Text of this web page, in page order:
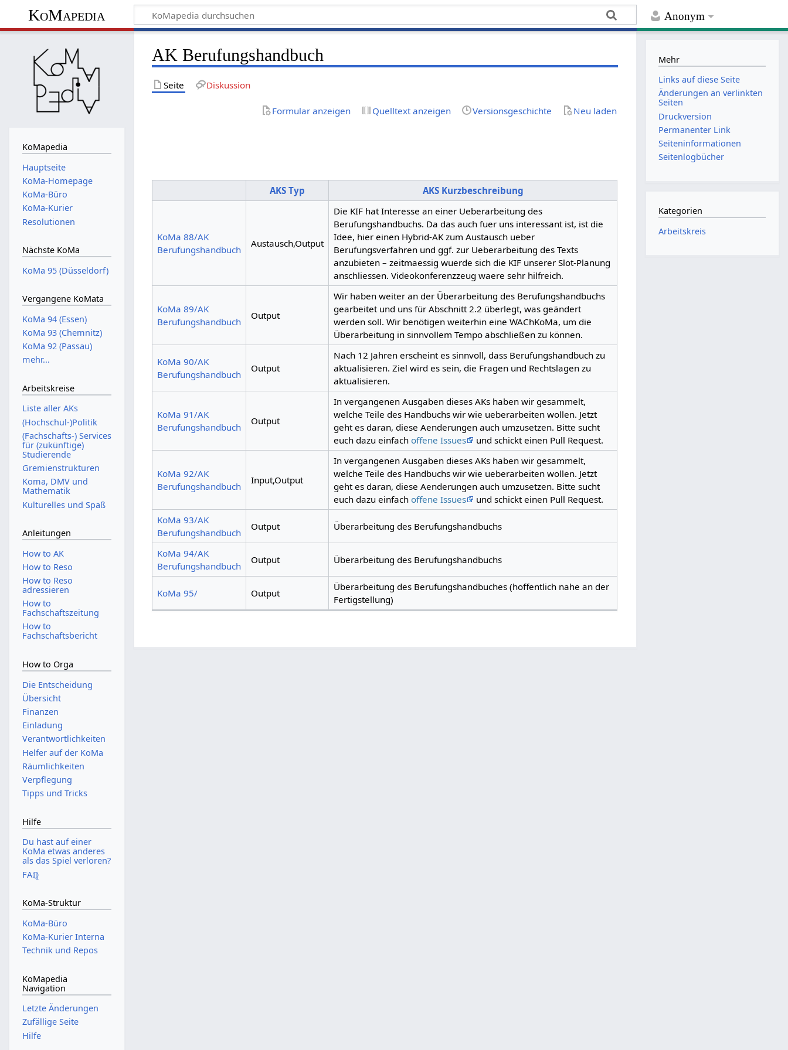
Anonym
KoMapedia
AK Berufungshandbuch
Seite Diskussion
Formular anzeigen Quelltext anzeigen Versionsgeschichte Neu laden
AKS Typ AKS Kurzbeschreibung
KoMa 88/AK
Berufungshandbuch
Austausch,Output
Die KIF hat Interesse an einer Ueberarbeitung des
Berufungshandbuchs. Da das auch fuer uns interessant ist, ist die
Idee, hier einen Hybrid-AK zum Austausch ueber
Berufungsverfahren und ggf. zur Ueberarbeitung des Texts
anzubieten – zeitmaessig wuerde sich die KIF unserer Slot-Planung
anschliessen. Videokonferenzzeug waere sehr hilfreich.
KoMa 89/AK
Berufungshandbuch
Output
Wir haben weiter an der Überarbeitung des Berufungshandbuchs
gearbeitet und uns für Abschnitt 2.2 überlegt, was geändert
werden soll. Wir benötigen weiterhin eine WAChKoMa, um die
Überarbeitung in sinnvollem Tempo abschließen zu können.
KoMa 90/AK
Berufungshandbuch
Output
Nach 12 Jahren erscheint es sinnvoll, dass Berufungshandbuch zu
aktualisieren. Ziel wird es sein, die Fragen und Rechtslagen zu
aktualisieren.
KoMa 91/AK
Berufungshandbuch
Output
In vergangenen Ausgaben dieses AKs haben wir gesammelt,
welche Teile des Handbuchs wir wie ueberarbeiten wollen. Jetzt
geht es daran, diese Aenderungen auch umzusetzen. Bitte sucht
euch dazu einfach offene Issues und schickt einen Pull Request.
KoMa 92/AK
Berufungshandbuch
Input,Output
In vergangenen Ausgaben dieses AKs haben wir gesammelt,
welche Teile des Handbuchs wir wie ueberarbeiten wollen. Jetzt
geht es daran, diese Aenderungen auch umzusetzen. Bitte sucht
euch dazu einfach offene Issues
und schickt einen Pull Request.
KoMa 93/AK
Berufungshandbuch
Output Überarbeitung des Berufungshandbuchs
KoMa 94/AK
Berufungshandbuch
Output Überarbeitung des Berufungshandbuchs
KoMa 95/ Output
Überarbeitung des Berufungshandbuches (hoffentlich nahe an der
Fertigstellung)
KoMapedia
Hauptseite
KoMa-Homepage
KoMa-Büro
KoMa-Kurier
Resolutionen
Nächste KoMa
KoMa 95 (Düsseldorf)
Vergangene KoMata
KoMa 94 (Essen)
KoMa 93 (Chemnitz)
KoMa 92 (Passau)
mehr...
Arbeitskreise
Liste aller AKs
(Hochschul-)Politik
(Fachschafts-) Services
für (zukünftige)
Studierende
Gremienstrukturen
Koma, DMV und
Mathematik
Kulturelles und Spaß
Anleitungen
How to AK
How to Reso
How to Reso
adressieren
How to
Fachschaftszeitung
How to
Fachschaftsbericht
How to Orga
Die Entscheidung
Übersicht
Finanzen
Einladung
Verantwortlichkeiten
Helfer auf der KoMa
Räumlichkeiten
Verpflegung
Tipps und Tricks
Hilfe
Du hast auf einer
KoMa etwas anderes
als das Spiel verloren?
FAℚ
KoMa-Struktur
KoMa-Büro
KoMa-Kurier Interna
Technik und Repos
KoMapedia
Navigation
Letzte Änderungen
Zufällige Seite
Hilfe
Mehr
Links auf diese Seite
Änderungen an verlinkten
Seiten
Druckversion
Permanenter Link
Seiten­­informationen
Seitenlogbücher
Kategorien
Arbeitskreis